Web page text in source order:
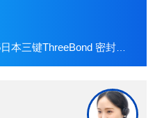
三键ThreeBond 密封胶 1535